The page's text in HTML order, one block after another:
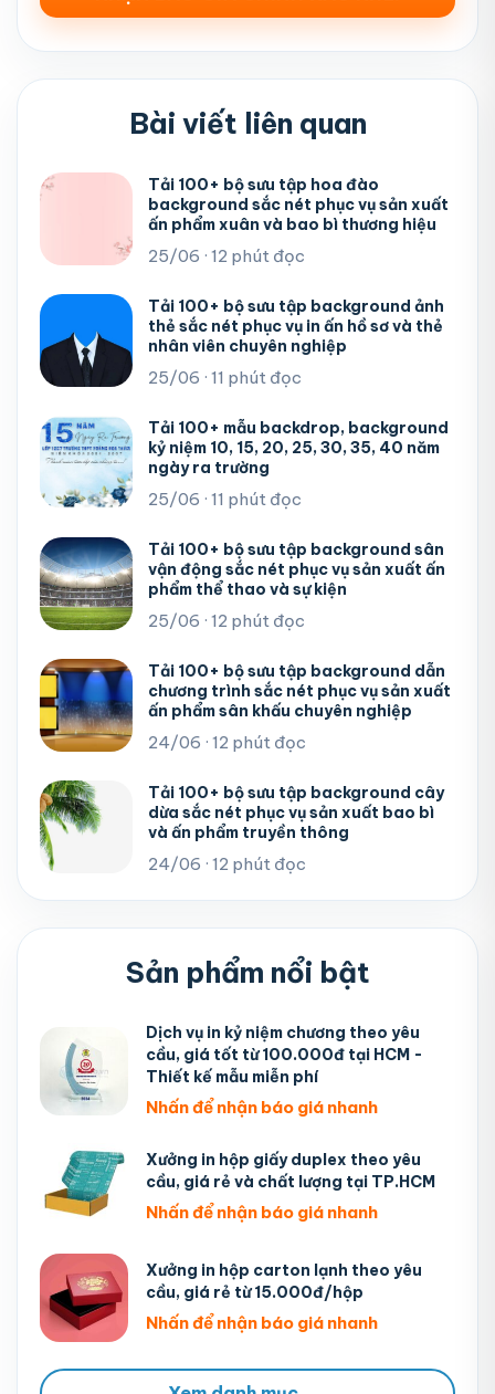
Bài viết liên quan
Tải 100+ bộ sưu tập hoa đào
background sắc nét phục vụ sản xuất
ấn phẩm xuân và bao bì thương hiệu
25/06 · 12 phút đọc
Tải 100+ bộ sưu tập background ảnh
thẻ sắc nét phục vụ in ấn hồ sơ và thẻ
nhân viên chuyên nghiệp
25/06 · 11 phút đọc
Tải 100+ mẫu backdrop, background
kỷ niệm 10, 15, 20, 25, 30, 35, 40 năm
ngày ra trường
25/06 · 11 phút đọc
Tải 100+ bộ sưu tập background sân
vận động sắc nét phục vụ sản xuất ấn
phẩm thể thao và sự kiện
25/06 · 12 phút đọc
Tải 100+ bộ sưu tập background dẫn
chương trình sắc nét phục vụ sản xuất
ấn phẩm sân khấu chuyên nghiệp
24/06 · 12 phút đọc
Tải 100+ bộ sưu tập background cây
dừa sắc nét phục vụ sản xuất bao bì
và ấn phẩm truyền thông
24/06 · 12 phút đọc
Sản phẩm nổi bật
Dịch vụ in kỷ niệm chương theo yêu
cầu, giá tốt từ 100.000đ tại HCM -
Thiết kế mẫu miễn phí
Nhấn để nhận báo giá nhanh
Xưởng in hộp giấy duplex theo yêu
cầu, giá rẻ và chất lượng tại TP.HCM
Nhấn để nhận báo giá nhanh
Xưởng in hộp carton lạnh theo yêu
cầu, giá rẻ từ 15.000đ/hộp
Nhấn để nhận báo giá nhanh